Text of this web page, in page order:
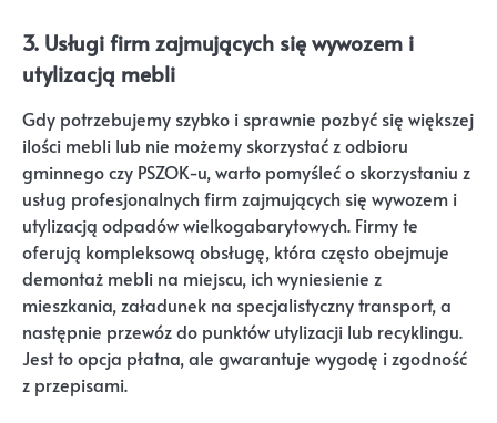
3. Usługi firm zajmujących się wywozem i
utylizacją mebli
Gdy potrzebujemy szybko i sprawnie pozbyć się większej
ilości mebli lub nie możemy skorzystać z odbioru
gminnego czy PSZOK-u, warto pomyśleć o skorzystaniu z
usług profesjonalnych firm zajmujących się wywozem i
utylizacją odpadów wielkogabarytowych. Firmy te
oferują kompleksową obsługę, która często obejmuje
demontaż mebli na miejscu, ich wyniesienie z
mieszkania, załadunek na specjalistyczny transport, a
następnie przewóz do punktów utylizacji lub recyklingu.
Jest to opcja płatna, ale gwarantuje wygodę i zgodność
z przepisami.